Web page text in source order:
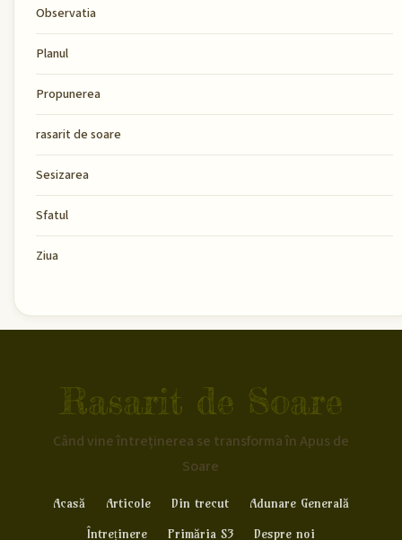
Observatia
Planul
Propunerea
rasarit de soare
Sesizarea
Sfatul
Ziua
Rasarit de Soare
Când vine întreținerea se transforma în Apus de
Soare
Acasă Articole Din trecut
Adunare Generală
Întreținere
Primăria S3 Despre noi